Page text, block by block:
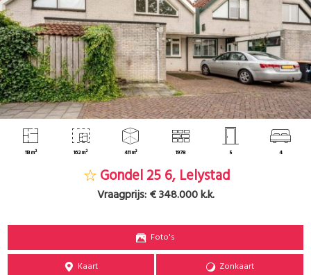
113 m² 162 m² 411 m³ 1978 5 4
Gondel 25 6, Lelystad
Vraagprijs:€ 348.000 k.k.
Foto's
Kaart Zonkaart